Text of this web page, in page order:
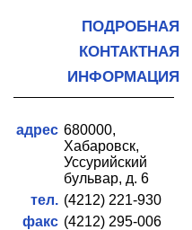
ПОДРОБНАЯ
КОНТАКТНАЯ
ИНФОРМАЦИЯ
адрес 680000,
Хабаровск,
Уссурийский
бульвар, д. 6
тел. (4212) 221-930
факс (4212) 295-006